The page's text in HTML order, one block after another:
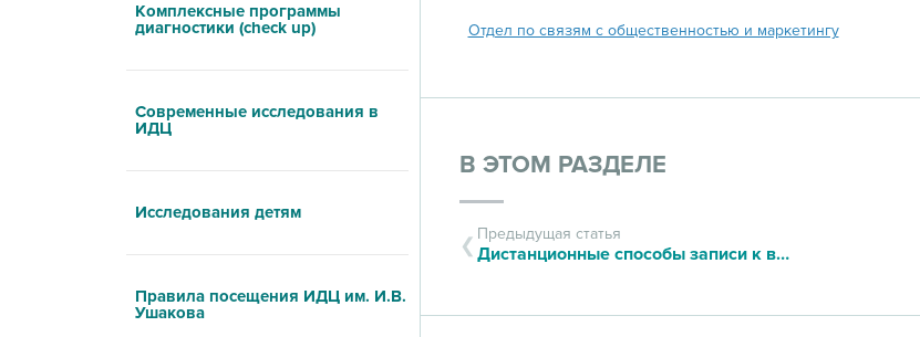
Комплексные программы
диагностики (check up)
Современные исследования в
ИДЦ
Исследования детям
Правила посещения ИДЦ им. И.В.
Ушакова
Отдел по связям с общественностью и маркетингу
В ЭТОМ РАЗДЕЛЕ
Предыдущая статья
Дистанционные способы записи к врачу